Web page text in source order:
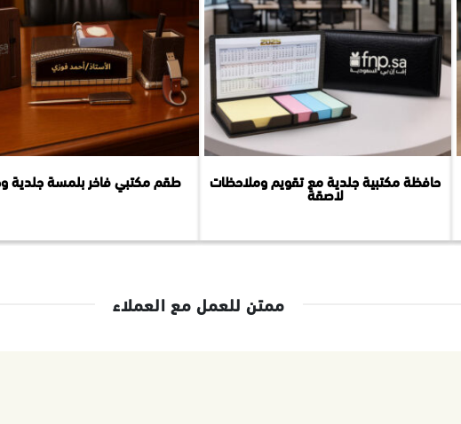
حافظة مكتبية جلدية مع تقويم وملاحظات
لاصقة
طقم مكتبي فاخر بلمسة جلدية
ممتن للعمل مع العملاء